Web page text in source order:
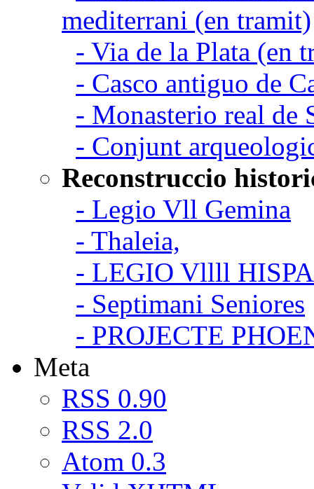
mediterrani (en tramit)
- Via de la Plata (en
- Casco antiguo de
- Monasterio real de
- Conjunt
Reconstruccio
- Legio Vll Gemina
- Thaleia,
- LEGIO Vllll
- Septimani Seniores
- PROJECTE
Meta
RSS 0.90
RSS 2.0
Atom 0.3